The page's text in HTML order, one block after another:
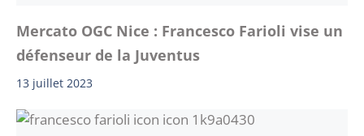
Mercato OGC Nice : Francesco Farioli vise un
défenseur de la Juventus
13 juillet 2023